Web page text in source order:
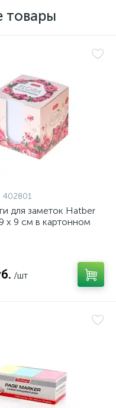
товары
402801
для заметок Hatber
х 9 см в картонном
/шт